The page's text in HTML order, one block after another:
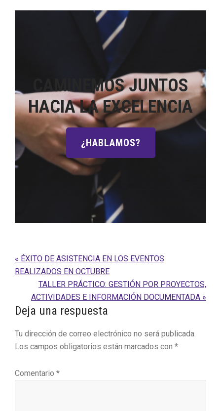
CAMINEMOS JUNTOS
HACIA LA EXCELENCIA
¿HABLAMOS?
Entrada
anterior:
« ÉXITO DE ASISTENCIA EN LOS EVENTOS
REALIZADOS EN OCTUBRE
Siguiente
entrada:
TALLER PRÁCTICO: GESTIÓN POR PROYECTOS,
ACTIVIDADES E INFORMACIÓN DOCUMENTADA »
Interacciones
con
los
Deja una respuesta
Tu dirección de correo electrónico no será publicada.
Los campos obligatorios están marcados con *
Comentario *